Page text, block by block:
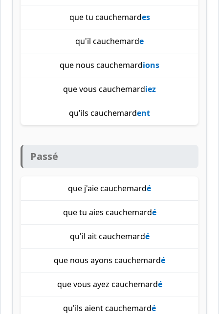
que tu cauchemardes
qu'il cauchemarde
que nous cauchemardions
que vous cauchemardiez
qu'ils cauchemardent
Passé
que j'aie cauchemardé
que tu aies cauchemardé
qu'il ait cauchemardé
que nous ayons cauchemardé
que vous ayez cauchemardé
qu'ils aient cauchemardé